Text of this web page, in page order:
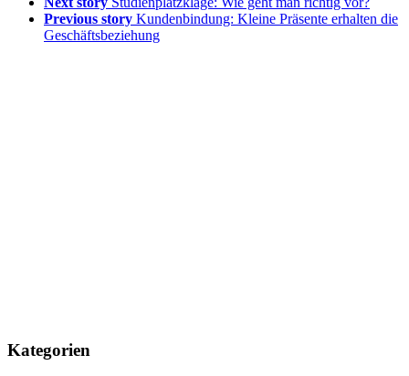
Previous story Kundenbindung: Kleine Präsente erhalten die
Geschäftsbeziehung
Kategorien